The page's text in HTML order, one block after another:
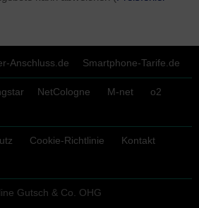
Anschluss.de Smartphone-Tarife.de
NetCologne M-net
o2
Cookie-Richtlinie
Kontakt
Gutsch & Co. OHG